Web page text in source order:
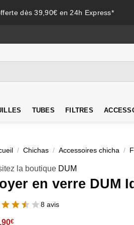
dès 39,90€ en 24h Express*
TUBES FILTRES
/ Chichas / Accessoires chicha /
la boutique DUM
en verre DUM
8 avis
€